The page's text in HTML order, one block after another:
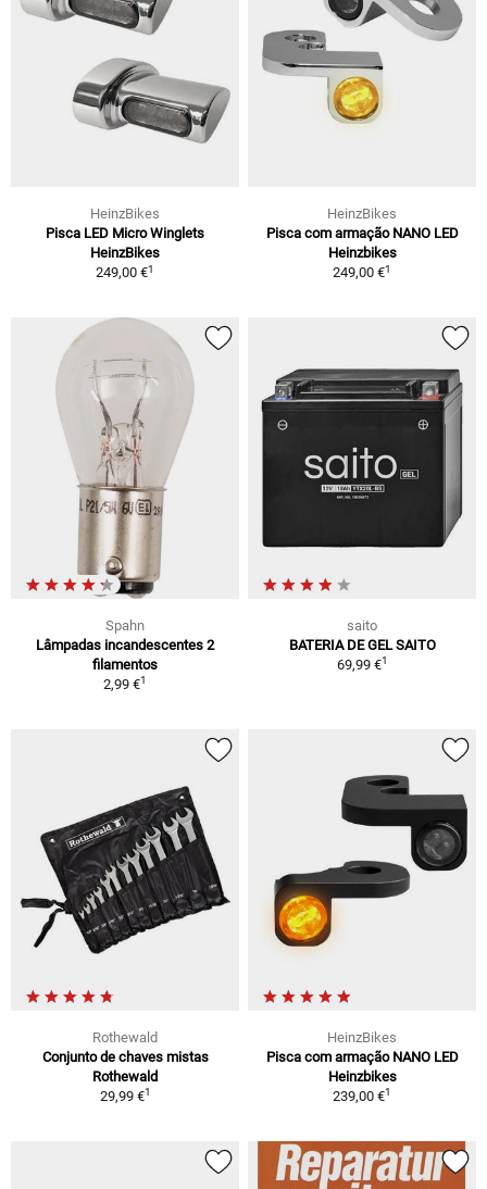
HeinzBikes
Pisca LED Micro Winglets
HeinzBikes
249,00 €1
HeinzBikes
Pisca com armação NANO LED
Heinzbikes
249,00 €1
Spahn
Lâmpadas incandescentes 2
filamentos
2,99 €1
saito
BATERIA DE GEL SAITO
69,99 €1
Rothewald
Conjunto de chaves mistas
Rothewald
29,99 €1
HeinzBikes
Pisca com armação NANO LED
Heinzbikes
239,00 €1